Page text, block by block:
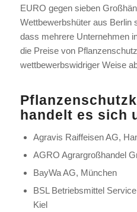
EURO gegen sieben
Wettbewerbshüter aus Berlin
dass mehrere Unternehmen
die Preise von
wettbewerbswidriger Weise
handelt es sich
Agravis Raiffeisen AG,
AGRO Agrargroßhandel
BayWa AG, München
BSL Betriebsmittel
Kiel